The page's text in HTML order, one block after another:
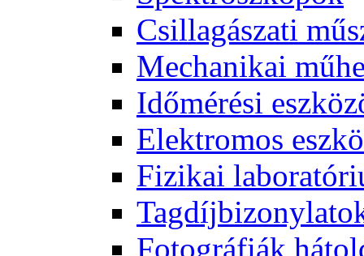
Csil­la­gá­sza­ti
Me­cha­ni­kai
Idő­mé­ré­si
Elekt­ro­mos
Fi­zi­kai
Fo­tog­rá­fi­ák